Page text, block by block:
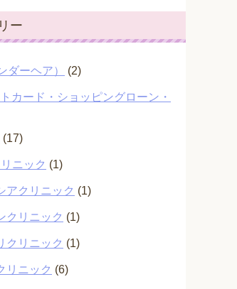
ー
ダーヘア） (2)
カード・ショッピングローン・
(17)
ニック (1)
アクリニック (1)
クリニック (1)
クリニック (1)
リニック (6)